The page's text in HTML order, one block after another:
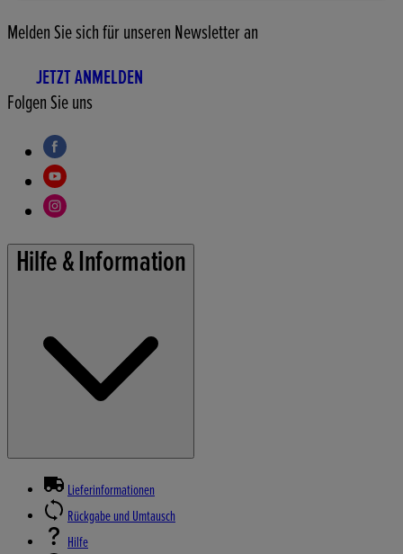
Melden Sie sich für unseren Newsletter an
JETZT ANMELDEN
Folgen Sie uns
Hilfe & Information
Lieferinformationen
Rückgabe und Umtausch
Hilfe